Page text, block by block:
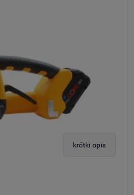
krótki opis